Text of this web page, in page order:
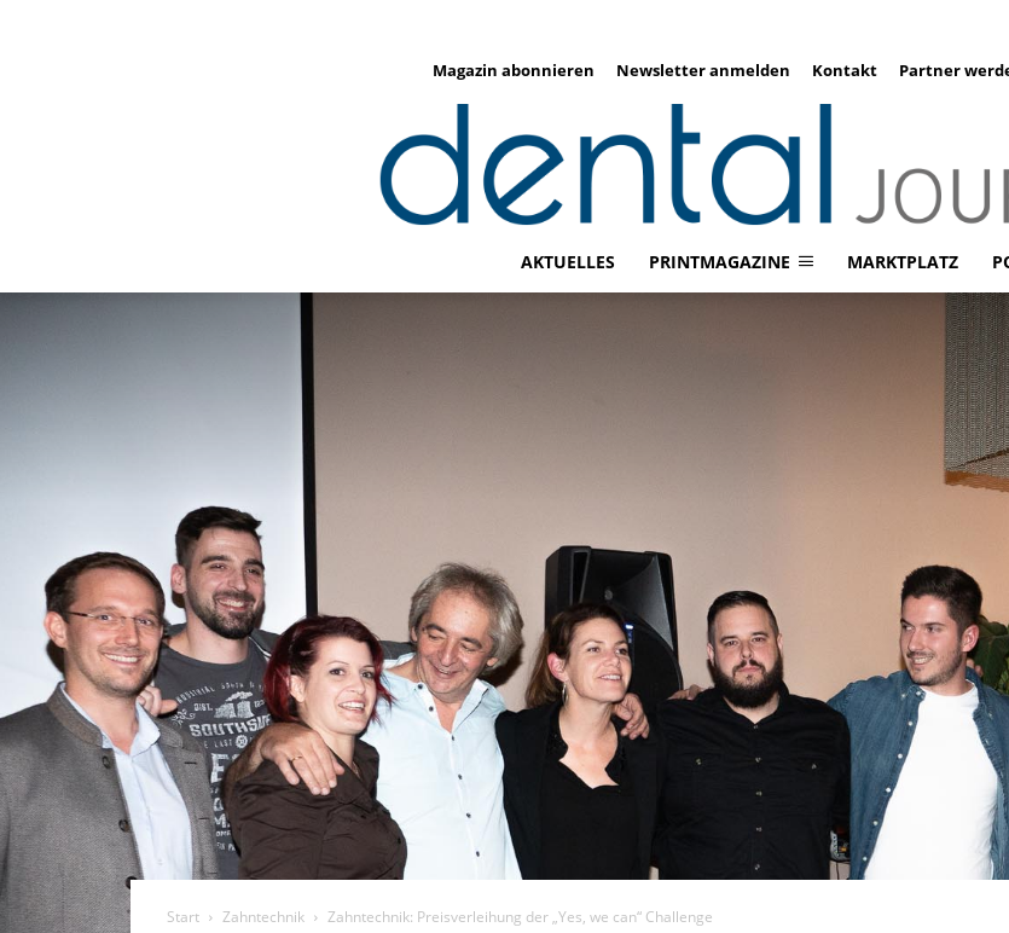
Magazin abonnieren Newsletter anmelden Kontakt Partner
AKTUELLES PRINTMAGAZINE MARKTPLATZ
Start Zahntechnik Zahntechnik: Preisverleihung der „Yes, we can“ Challenge